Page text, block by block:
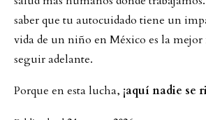
saber que tu autocuidado tiene un
vida de un niño en México es la
seguir adelante.
Porque en esta lucha, ¡aquí nadie se